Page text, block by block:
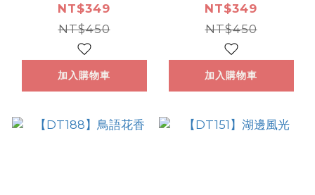
NT$349
NT$450
加入購物車
NT$349
NT$450
加入購物車